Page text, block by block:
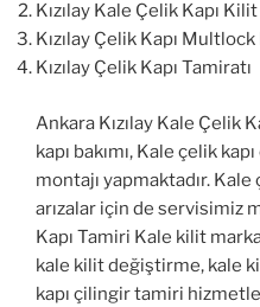
Kızılay Kale Çelik Kapı
Kızılay Çelik Kapı
Kızılay Çelik Kapı Tamiratı
Ankara Kızılay Kale Çelik
kapı bakımı, Kale çelik
montajı yapmaktadır.
arızalar için de servisimiz
Kapı Tamiri Kale kilit
kale kilit değiştirme, kale
kapı çilingir tamiri